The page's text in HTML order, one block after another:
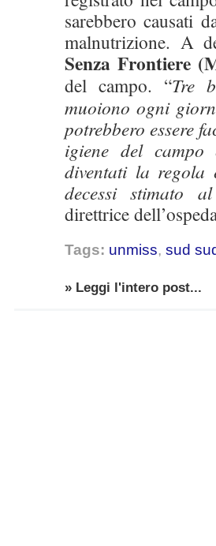
sarebbero causati
malnutrizione. A
Senza Frontiere
del campo. “Tre
muoiono ogni
potrebbero essere
igiene del
diventati la regola
decessi stimato
direttrice
Tags: unmiss, sud
» Leggi l'intero post...